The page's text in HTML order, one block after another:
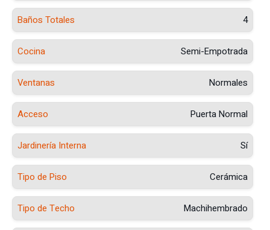
Baños Totales 4
Cocina Semi-Empotrada
Ventanas Normales
Acceso Puerta Normal
Jardinería Interna Sí
Tipo de Piso Cerámica
Tipo de Techo Machihembrado